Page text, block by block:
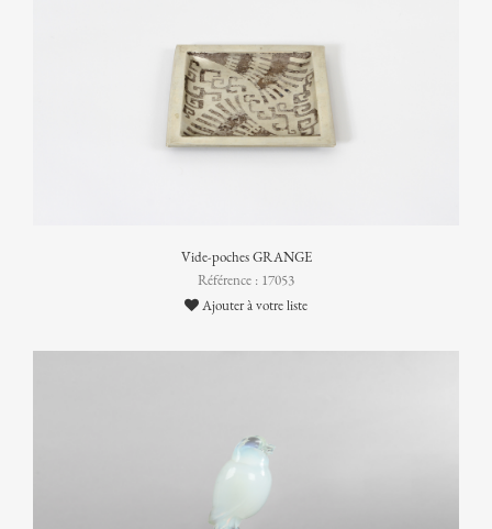
Vide-poches GRANGE
Référence : 17053
Ajouter à votre liste